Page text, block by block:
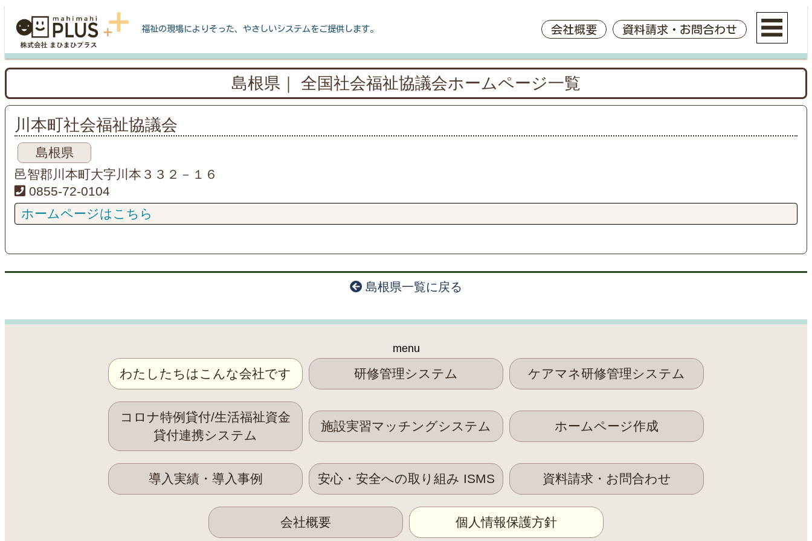
福祉の現場によりそった、やさしいシステムをご提供します。 会社概要 資料請求・お問合わせ
島根県｜ 全国社会福祉協議会ホームページ一覧
川本町社会福祉協議会
島根県
邑智郡川本町大字川本３３２－１６
0855-72-0104
ホームページはこちら
島根県一覧に戻る
menu
わたしたちはこんな会社です 研修管理システム ケアマネ研修管理システム
コロナ特例貸付/生活福祉資金
貸付連携システム
施設実習マッチングシステム ホームページ作成
導入実績・導入事例 安心・安全への取り組み ISMS 資料請求・お問合わせ
会社概要 個人情報保護方針